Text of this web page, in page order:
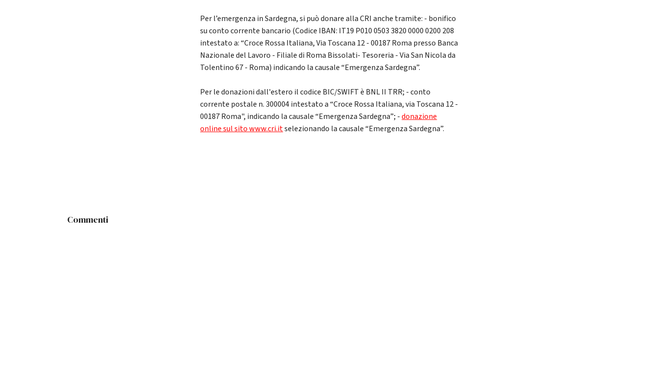
Per l’emergenza in Sardegna, si può donare alla CRI anche tramite: - bonifico
su conto corrente bancario (Codice IBAN: IT19 P010 0503 3820 0000 0200 208
intestato a: “Croce Rossa Italiana, Via Toscana 12 - 00187 Roma presso Banca
Nazionale del Lavoro - Filiale di Roma Bissolati- Tesoreria - Via San Nicola da
Tolentino 67 - Roma) indicando la causale “Emergenza Sardegna”.
Per le donazioni dall'estero il codice BIC/SWIFT è BNL II TRR; - conto
corrente postale n. 300004 intestato a “Croce Rossa Italiana, via Toscana 12 -
00187 Roma", indicando la causale “Emergenza Sardegna”; -donazione
online sul sito www.cri.itselezionando la causale “Emergenza Sardegna”.
Commenti